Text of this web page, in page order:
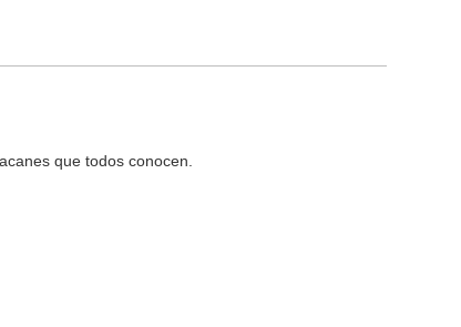
que todos conocen.